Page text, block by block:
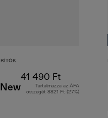
41 490 Ft
Tartalmazza az ÁFA
összegét 8821 Ft (27%)